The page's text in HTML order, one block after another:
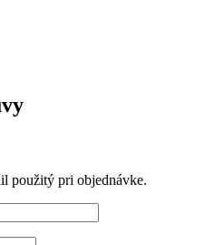
použitý pri objednávke.